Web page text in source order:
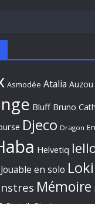
Asmodée Atalia Auzou
Bluff Bruno
Djeco Dragon
Helvetiq
Jouable en solo Loki
Mémoire